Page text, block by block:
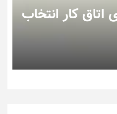
اتاق کار انتخاب